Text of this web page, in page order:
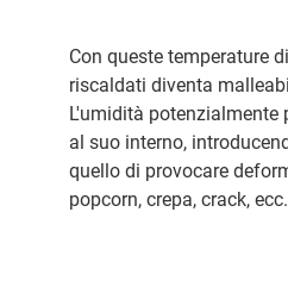
Con queste temperature
riscaldati diventa
L'umidità potenzialmente
al suo interno,
quello di provocare
popcorn, crepa, crack,